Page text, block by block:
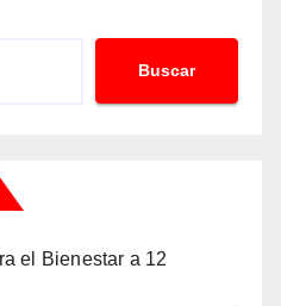
Buscar
el Bienestar a 12